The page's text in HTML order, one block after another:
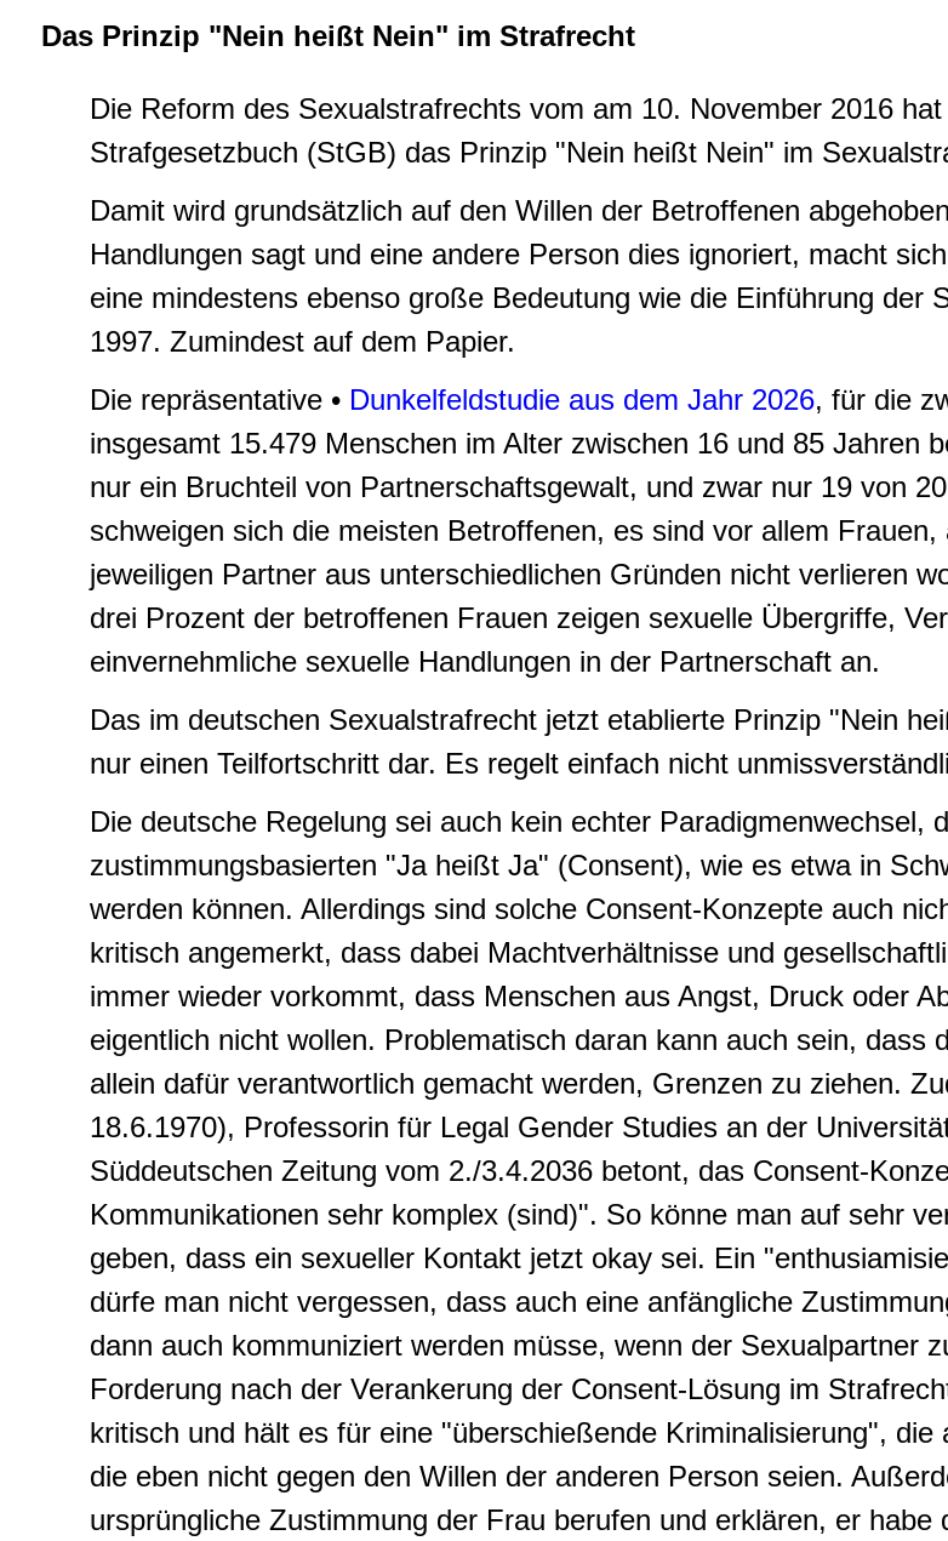
Das Prinzip "Nein heißt Nein" im Strafrecht
Die Reform des Sexualstrafrechts vom am 10. November 2016
Strafgesetzbuch (StGB) das Prinzip "Nein heißt Nein" im
Damit wird grundsätzlich auf den Willen der Betroffenen
Handlungen sagt und eine andere Person dies ignoriert, macht
eine mindestens ebenso große Bedeutung wie die Einführung der
1997. Zumindest auf dem Papier.
Die repräsentative • Dunkelfeldstudie aus dem Jahr 2026, für die
insgesamt 15.479 Menschen im Alter zwischen 16 und 85 Jahren
nur ein Bruchteil von Partnerschaftsgewalt, und zwar nur 19 von
schweigen sich die meisten Betroffenen, es sind vor allem
jeweiligen Partner aus unterschiedlichen Gründen nicht verlieren
drei Prozent der betroffenen Frauen zeigen sexuelle Übergriffe,
einvernehmliche sexuelle Handlungen in der Partnerschaft an.
Das im deutschen Sexualstrafrecht jetzt etablierte Prinzip "Nein
nur einen Teilfortschritt dar. Es regelt einfach nicht
Die deutsche Regelung sei auch kein echter Paradigmenwechsel,
zustimmungsbasierten "Ja heißt Ja" (Consent), wie es etwa in
werden können. Allerdings sind solche Consent-Konzepte auch
kritisch angemerkt, dass dabei Machtverhältnisse und
immer wieder vorkommt, dass Menschen aus Angst, Druck oder
eigentlich nicht wollen. Problematisch daran kann auch sein, dass
allein dafür verantwortlich gemacht werden, Grenzen zu ziehen.
18.6.1970), Professorin für Legal Gender Studies an der
Süddeutschen Zeitung vom 2./3.4.2036 betont, das Consent-
Kommunikationen sehr komplex (sind)". So könne man auf sehr
geben, dass ein sexueller Kontakt jetzt okay sei. Ein
dürfe man nicht vergessen, dass auch eine anfängliche
dann auch kommuniziert werden müsse, wenn der Sexualpartner
Forderung nach der Verankerung der Consent-Lösung im
kritisch und hält es für eine "überschießende Kriminalisierung",
die eben nicht gegen den Willen der anderen Person seien.
ursprüngliche Zustimmung der Frau berufen und erklären, er